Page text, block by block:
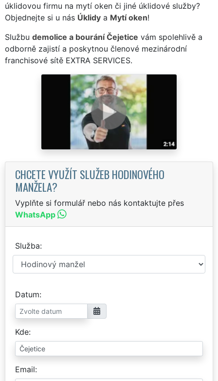
úklidovou firmu na mytí oken či jiné úklidové služby?
Objednejte si u nás Úklidy a Mytí oken!
Službu demolice a bourání Čejetice vám spolehlivě a
odborně zajistí a poskytnou členové mezinárodní
franchisové sítě EXTRA SERVICES.
CHCETE VYUŽÍT SLUŽEB HODINOVÉHO
MANŽELA?
Vyplňte si formulář nebo nás kontaktujte přes
WhatsApp
Služba
Datum
Kde
Email